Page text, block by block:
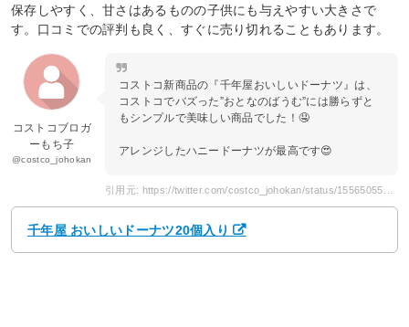
保存しやすく、甘さはあるものの子供にも与えやすい大きさで
す。口コミでの評判も良く、すぐに売り切れることもあります。
コストコブロガ
ーもち子
@costco_johokan
コストコ新商品の『千年屋おいしいドーナツ』は、
コストコでバズった”おとなのばうむ”には勝らずと
もシンプルで美味しい商品でした！🤤
アレンジしたハニードーナツが最高です😍
千年屋 おいしいドーナツ20個入り